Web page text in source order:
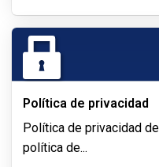
Política de privacidad
Política de privacidad
política de...